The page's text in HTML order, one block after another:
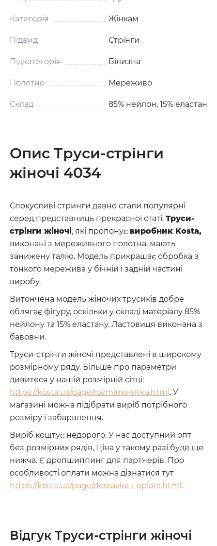
Категорія Жінкам
Підвид Стрінги
Підкатегорія Білизна
Полотно Мереживо
Склад 85% нейлон, 15% еластан
Опис Труси-стрінги
жіночі 4034
Спокусливі стринги давно стали популярні
серед представниць прекрасної статі. Труси-
стрінги жіночі, які пропонує виробник Kosta,
виконані з мереживного полотна, мають
занижену талію. Модель прикрашає обробка з
тонкого мережива у бічній і задній частині
виробу.
Витончена модель жіночих трусиків добре
облягає фігуру, оскільки у складі матеріалу 85%
нейлону та 15% еластану. Ластовиця виконана з
бавовни.
Труси-стрінги жіночі представлені в широкому
розмірному ряду. Більше про параметри
дивитеся у нашій розмірній сітці:
https://kosta.ua/page/rozmirna-sitka.html . У
магазині можна підібрати виріб потрібного
розміру і забарвлення.
Виріб коштує недорого. У нас доступний опт
без розмірних рядів, Ціна у такому разі буде ще
нижча. Є дропшиппинг для партнерів. Про
особливості оплати можна дізнатися тут
https://kosta.ua/page/dostavka-i-oplata.html .
Відгук Труси-стрінги жіночі